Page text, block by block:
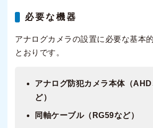
必要な機器
アナログカメラの設置に必要な基本
とおりです。
アナログ防犯カメラ本体（
ど）
同軸ケーブル（RG59など）